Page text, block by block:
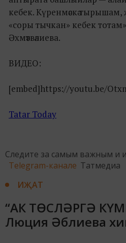
кебек. Күренмәскә тырышам,
«соры тычкан» кебек
Әхмәтвәлиева.
ВИДЕО:
[embed]https://youtu.be/
Tatar Today
Следите за самым важным и
Telegram-канале Татмедиа
ИҖАТ
“АК ТӨСЛӘРГӘ
Люция Әблиева